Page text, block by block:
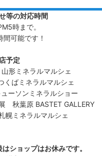
等の対応時間
時まで。
可能です！
予定
ミネラルマルシェ
ばミネラルマルシェ
ーソンミネラルショー
秋葉原 BASTET GALLERY
ミネラルマルシェ
ショップはお休みです。